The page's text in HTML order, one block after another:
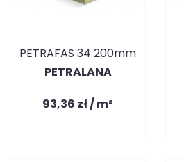
PETRAFAS 34 200mm
PETRALANA
93,36 zł / m²